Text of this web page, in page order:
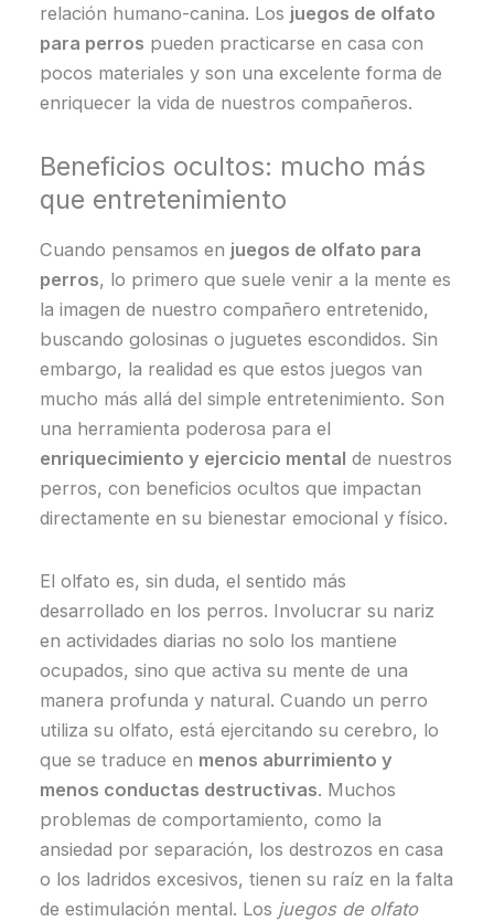
relación humano-canina. Los juegos de olfato
para perros pueden practicarse en casa con
pocos materiales y son una excelente forma de
enriquecer la vida de nuestros compañeros.
Beneficios ocultos: mucho más
que entretenimiento
Cuando pensamos en juegos de olfato para
perros, lo primero que suele venir a la mente es
la imagen de nuestro compañero entretenido,
buscando golosinas o juguetes escondidos. Sin
embargo, la realidad es que estos juegos van
mucho más allá del simple entretenimiento. Son
una herramienta poderosa para el
enriquecimiento y ejercicio mental de nuestros
perros, con beneficios ocultos que impactan
directamente en su bienestar emocional y físico.
El olfato es, sin duda, el sentido más
desarrollado en los perros. Involucrar su nariz
en actividades diarias no solo los mantiene
ocupados, sino que activa su mente de una
manera profunda y natural. Cuando un perro
utiliza su olfato, está ejercitando su cerebro, lo
que se traduce en menos aburrimiento y
menos conductas destructivas. Muchos
problemas de comportamiento, como la
ansiedad por separación, los destrozos en casa
o los ladridos excesivos, tienen su raíz en la falta
de estimulación mental. Los juegos de olfato